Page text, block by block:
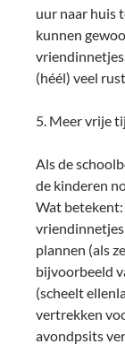
uur naar huis
kunnen
(héél) veel
5. Meer vrije
Als de
de kinderen
Wat betekent:
plannen (als
bijvoorbeeld
(scheelt
vertrekken
avondpsits